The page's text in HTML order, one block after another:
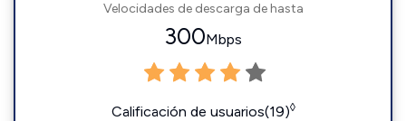
Velocidades de descarga de hasta
300Mbps
Calificación de usuarios(19)◊